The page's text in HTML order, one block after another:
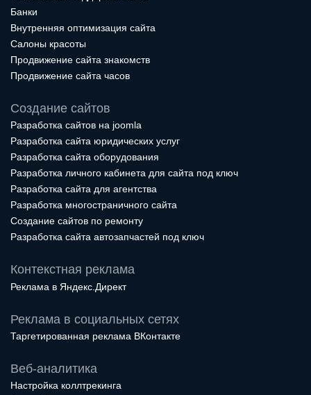
Банки
Внутренняя оптимизация сайта
Салоны красоты
Продвижение сайта знакомств
Продвижение сайта часов
Создание сайтов
Разработка сайтов на joomla
Разработка сайта юридических услуг
Разработка сайта оборудования
Разработка личного кабинета для сайта под ключ
Разработка сайта для агентства
Разработка многостраничного сайта
Создание сайтов по ремонту
Разработка сайта автозапчастей под ключ
Контекстная реклама
Реклама в Яндекс.Директ
Реклама в социальных сетях
Таргетированная реклама ВКонтакте
Веб-аналитика
Настройка коллтрекинга